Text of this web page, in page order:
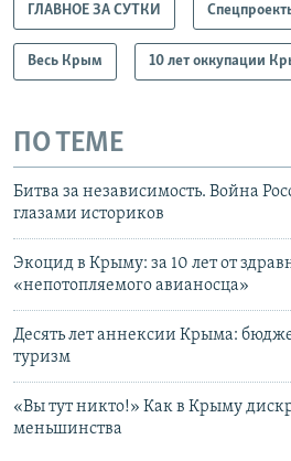
ГЛАВНОЕ ЗА СУТКИ
Весь Крым 10 лет оккупации
ПО ТЕМЕ
Битва за независимость. Война
глазами историков
Экоцид в Крыму: за 10 лет от
«непотопляемого авианосца»
Десять лет аннексии Крыма:
туризм
«Вы тут никто!» Как в Крыму
меньшинства